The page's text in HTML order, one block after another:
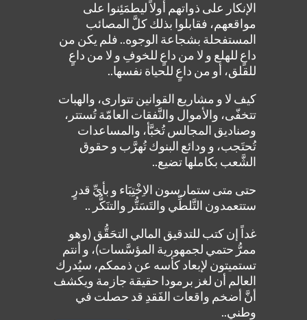
الإنكار على ذواتهم أولاً ليطمَئِنوا على
مواقعهم، فقابلوا بذلك كلَّ المصائب
المستفحلة بشجاعة الوجوه.. فلم يكن من
داعٍ للهلع و لا من داعٍ للخوفِ و لا من داعٍ
للقلق، أو من داعٍ للحياة نفسها..
كيف لا و مشاريع القوانين تتوارى، والهبات
تتخفّى، والأموال والنَّفقات العامّة تُستتر،
وصناديق المجالس تُخبَّأ، والمساعدات
تُحتَجب، و ودائع البنوك تُهرَّب و حقوق
الشَّعب بكاملها تضيع..
حتى متى ستمارسون الاِخْتِبَاء و بأيِّ قدرٍ
ستتعمدون التَّلطِّي والتَسَتُّر والتنَكُّر ..
غداً إن كتب للتدقيق المالي التحَقُّق (وهو
ممرُّ حتمي لجمهورية المؤسَّسات)، و أنتم
تستميتون لإبعاد كأسه عن ذممكم، سيُدرك
العالم أن لغز برمودا حقيقة جازمة ويكشف
أنَّ أضخم واقعات الفَقدِ قد حصلت في
وطني..